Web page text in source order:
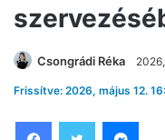
Csongrádi Réka
Frissítve: 2026, május 12.